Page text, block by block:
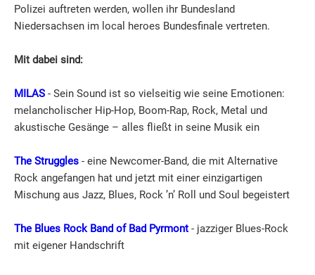
Polizei auftreten werden, wollen ihr Bundesland
Niedersachsen im local heroes Bundesfinale vertreten.
Mit dabei sind:
MILAS - Sein Sound ist so vielseitig wie seine Emotionen:
melancholischer Hip-Hop, Boom-Rap, Rock, Metal und
akustische Gesänge – alles fließt in seine Musik ein
The Struggles - eine Newcomer-Band, die mit Alternative
Rock angefangen hat und jetzt mit einer einzigartigen
Mischung aus Jazz, Blues, Rock ’n’ Roll und Soul begeistert
The Blues Rock Band of Bad Pyrmont - jazziger Blues-Rock
mit eigener Handschrift